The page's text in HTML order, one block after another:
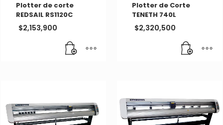
Plotter de corte
REDSAIL RS1120C
$2,153,900
Plotter de Corte
TENETH 740L
$2,320,500